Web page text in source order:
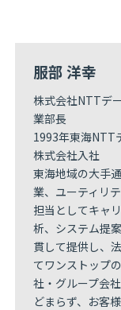
服部 洋幸
株式会社NTTデ
業部長
1993年東海NTT
株式会社入社
東海地域の大手
業、ユーティリ
担当としてキャ
析、システム提
貫して提供し、
てワンストップ
社・グループ会
どまらず、お客